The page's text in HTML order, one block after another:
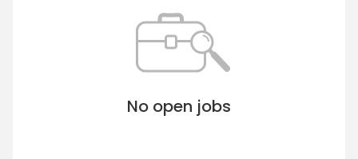
No open jobs